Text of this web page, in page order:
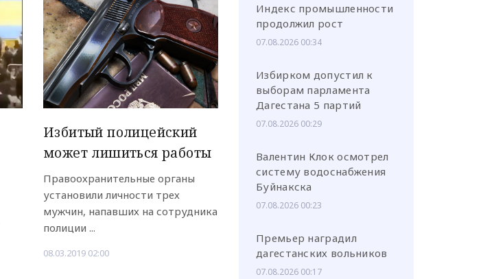
Избитый полицейский
может лишиться работы
Правоохранительные органы
установили личности трех
мужчин, напавших на сотрудника
полиции ...
08.03.2019 02:00
Индекс промышленности
продолжил рост
07.08.2026 00:34
Избирком допустил к
выборам парламента
Дагестана 5 партий
07.08.2026 00:29
Валентин Клок осмотрел
систему водоснабжения
Буйнакска
07.08.2026 00:23
Премьер наградил
дагестанских вольников
07.08.2026 00:17